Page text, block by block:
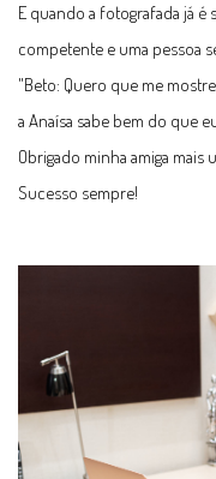
E quando a fotografada já é
competente e uma pessoa
"Beto: Quero que me
a Anaísa sabe bem do que
Obrigado minha amiga
Sucesso sempre!